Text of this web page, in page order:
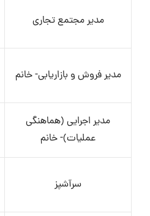
مدیر مجتمع تجاری
مدیر فروش و بازاریابی- خانم
مدیر اجرایی (هماهنگی
عملیات)- خانم
سرآشپز